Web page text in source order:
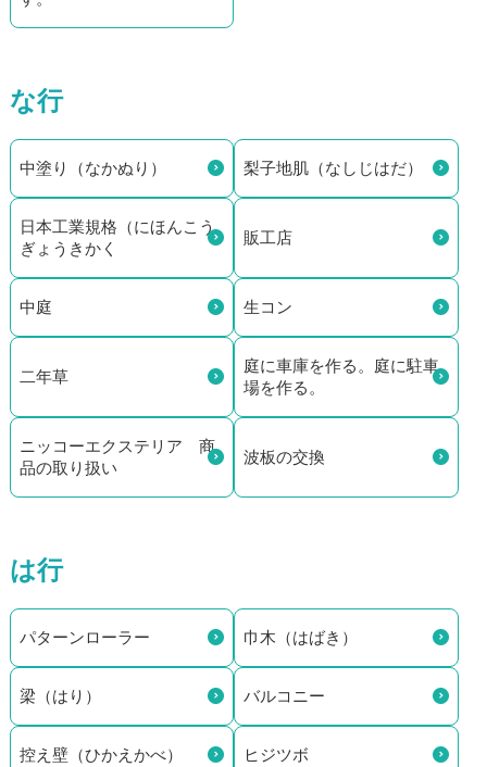
な行
中塗り（なかぬり） 梨子地肌（なしじはだ）
日本工業規格（にほんこう
ぎょうきかく
販工店
中庭 生コン
二年草
庭に車庫を作る。庭に駐車
場を作る。
ニッコーエクステリア 商
品の取り扱い
波板の交換
は行
パターンローラー 巾木（はばき）
梁（はり） バルコニー
控え壁（ひかえかべ） ヒジツボ